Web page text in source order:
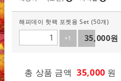
해피데이 핫팩 포켓용 Set (50개)
+1
-1
35,000원
총 상품 금액 35,000 원